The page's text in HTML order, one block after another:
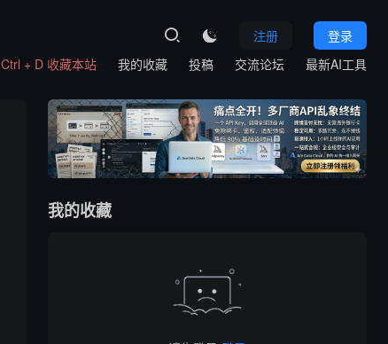
登录
注册

我的收藏 投稿 交流论坛 最新AI工具
Ctrl + D 收藏本站
我的收藏